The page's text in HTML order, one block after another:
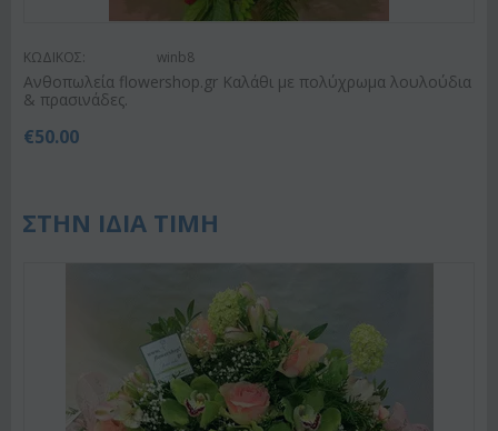
ΚΩΔΙΚΟΣ: winb8
Ανθοπωλεία flowershop.gr Καλάθι με πολύχρωμα λουλούδια
& πρασινάδες.
€50.00
ΣΤΗΝ ΙΔΙΑ ΤΙΜΗ